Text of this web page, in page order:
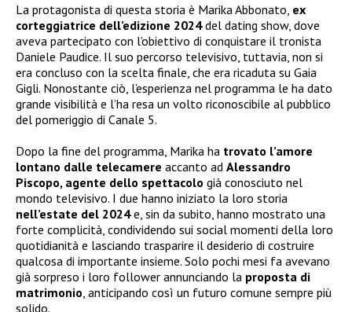
La protagonista di questa storia è Marika Abbonato, ex
corteggiatrice dell’edizione 2024del dating show, dove
aveva partecipato con l’obiettivo di conquistare il tronista
Daniele Paudice. Il suo percorso televisivo, tuttavia, non si
era concluso con la scelta finale, che era ricaduta su Gaia
Gigli. Nonostante ciò, l’esperienza nel programma le ha dato
grande visibilità e l’ha resa un volto riconoscibile al pubblico
del pomeriggio di Canale 5.
Dopo la fine del programma, Marika ha trovato l’amore
lontano dalle telecamere accanto ad Alessandro
Piscopo, agente dello spettacolo già conosciuto nel
mondo televisivo. I due hanno iniziato la loro storia
nell’estate del 2024e, sin da subito, hanno mostrato una
forte complicità, condividendo sui social momenti della loro
quotidianità e lasciando trasparire il desiderio di costruire
qualcosa di importante insieme. Solo pochi mesi fa avevano
già sorpreso i loro follower annunciando la proposta di
matrimonio , anticipando così un futuro comune sempre più
solido.